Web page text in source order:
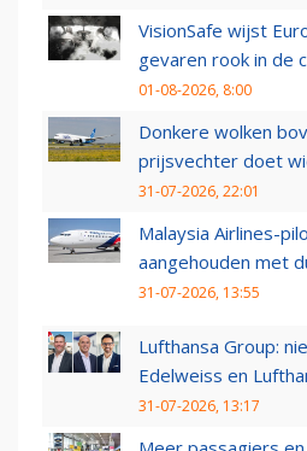
VisionSafe wijst
gevaren rook in de
01-08-2026, 8:00
Donkere wolken
prijsvechter doet
31-07-2026, 22:01
Malaysia Airlines-
aangehouden met
31-07-2026, 13:55
Lufthansa Group:
Edelweiss en
31-07-2026, 13:17